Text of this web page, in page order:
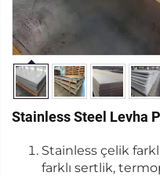
Stainless Steel Levha
Stainless çelik
farklı sertlik,